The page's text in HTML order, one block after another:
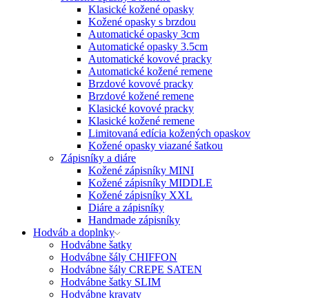
Klasické kožené opasky
Kožené opasky s brzdou
Automatické opasky 3cm
Automatické opasky 3.5cm
Automatické kovové pracky
Automatické kožené remene
Brzdové kovové pracky
Brzdové kožené remene
Klasické kovové pracky
Klasické kožené remene
Limitovaná edícia kožených opaskov
Kožené opasky viazané šatkou
Zápisníky a diáre
Kožené zápisníky MINI
Kožené zápisníky MIDDLE
Kožené zápisníky XXL
Diáre a zápisníky
Handmade zápisníky
Hodváb a doplnky
Hodvábne šatky
Hodvábne šály CHIFFON
Hodvábne šály CREPE SATEN
Hodvábne šatky SLIM
Hodvábne kravaty